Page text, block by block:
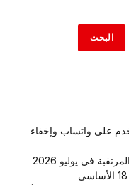
البحث
على واتساب وإخفاء